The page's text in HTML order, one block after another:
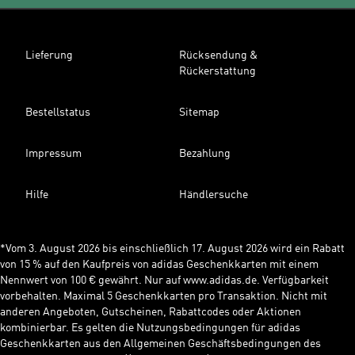
Lieferung
Rücksendung &
Rückerstattung
Bestellstatus Sitemap
Impressum Bezahlung
Hilfe Händlersuche
*Vom 3. August 2026 bis einschließlich 17. August 2026 wird ein Rabatt
von 15 % auf den Kaufpreis von adidas Geschenkkarten mit einem
Nennwert von 100 € gewährt. Nur auf www.adidas.de. Verfügbarkeit
vorbehalten. Maximal 5 Geschenkkarten pro Transaktion. Nicht mit
anderen Angeboten, Gutscheinen, Rabattcodes oder Aktionen
kombinierbar. Es gelten die Nutzungsbedingungen für adidas
Geschenkkarten aus den Allgemeinen Geschäftsbedingungen des